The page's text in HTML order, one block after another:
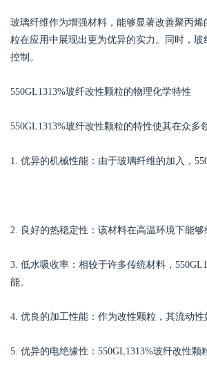
玻璃纤维作为增强材料，能够显著改善聚丙
粒在应用中展现出更为优异的实力。同时，
控制。
550GL1313%玻纤改性颗粒的物理化学特性
550GL1313%玻纤改性颗粒的特性使其在众
1. 优异的机械性能：由于玻璃纤维的加入，
2. 良好的热稳定性：该材料在高温环境下能
3. 低水吸收率：相较于许多传统材料，
能。
4. 优良的加工性能：作为改性颗粒，其流动
5. 优异的电绝缘性：550GL1313%玻纤改性